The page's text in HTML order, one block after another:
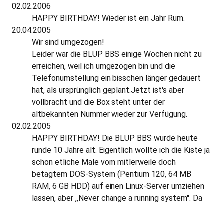
02.02.2006
HAPPY BIRTHDAY! Wieder ist ein Jahr Rum.
20.04.2005
Wir sind umgezogen!
Leider war die BLUP BBS einige Wochen nicht zu
erreichen, weil ich umgezogen bin und die
Telefonumstellung ein bisschen länger gedauert
hat, als ursprünglich geplant.Jetzt ist's aber
vollbracht und die Box steht unter der
altbekannten Nummer wieder zur Verfügung.
02.02.2005
HAPPY BIRTHDAY! Die BLUP BBS wurde heute
runde 10 Jahre alt. Eigentlich wollte ich die Kiste ja
schon etliche Male vom mitlerweile doch
betagtem DOS-System (Pentium 120, 64 MB
RAM, 6 GB HDD) auf einen Linux-Server umziehen
lassen, aber ,,Never change a running system''. Da